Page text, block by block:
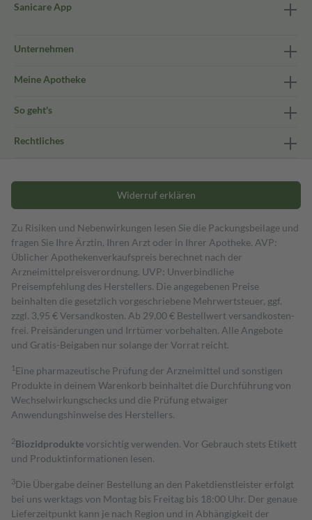
Sanicare App
Unternehmen
Meine Apotheke
So geht's
Rechtliches
Widerruf erklären
Zu Risiken und Nebenwirkungen lesen Sie die Packungsbeilage und
fragen Sie Ihre Ärztin, Ihren Arzt oder in Ihrer Apotheke. AVP:
Üblicher Apothekenverkaufspreis berechnet nach der
Arzneimittelpreisverordnung. UVP: Unverbindliche
Preisempfehlung des Herstellers. Die angegebenen Preise
beinhalten die gesetzlich vorgeschriebene Mehrwertsteuer, ggf.
zzgl. 3,95 € Versandkosten. Ab 29,00 € Bestell­wert versand­kosten­
frei. Preisänderungen und Irrtümer vorbehalten. Alle Angebote
und Gratis-Beigaben nur solange der Vorrat reicht.
1 Eine pharmazeutische Prüfung der Arzneimittel und sonstigen
Produkte in deinem Warenkorb beinhaltet die Durchführung von
Wechselwirkungschecks und die Prüfung etwaiger
Anwendungshinweise des Herstellers.
2Biozidproduktevorsichtig verwenden. Vor Gebrauch stets Etikett
und Produktinformationen lesen.
3Die Übergabe deiner Bestellung an den Paketdienstleister erfolgt
bei uns werktags von Montag bis Freitag bis 18:00 Uhr. Der genaue
Lieferzeitpunkt kann je nach Region und in Abhängigkeit der